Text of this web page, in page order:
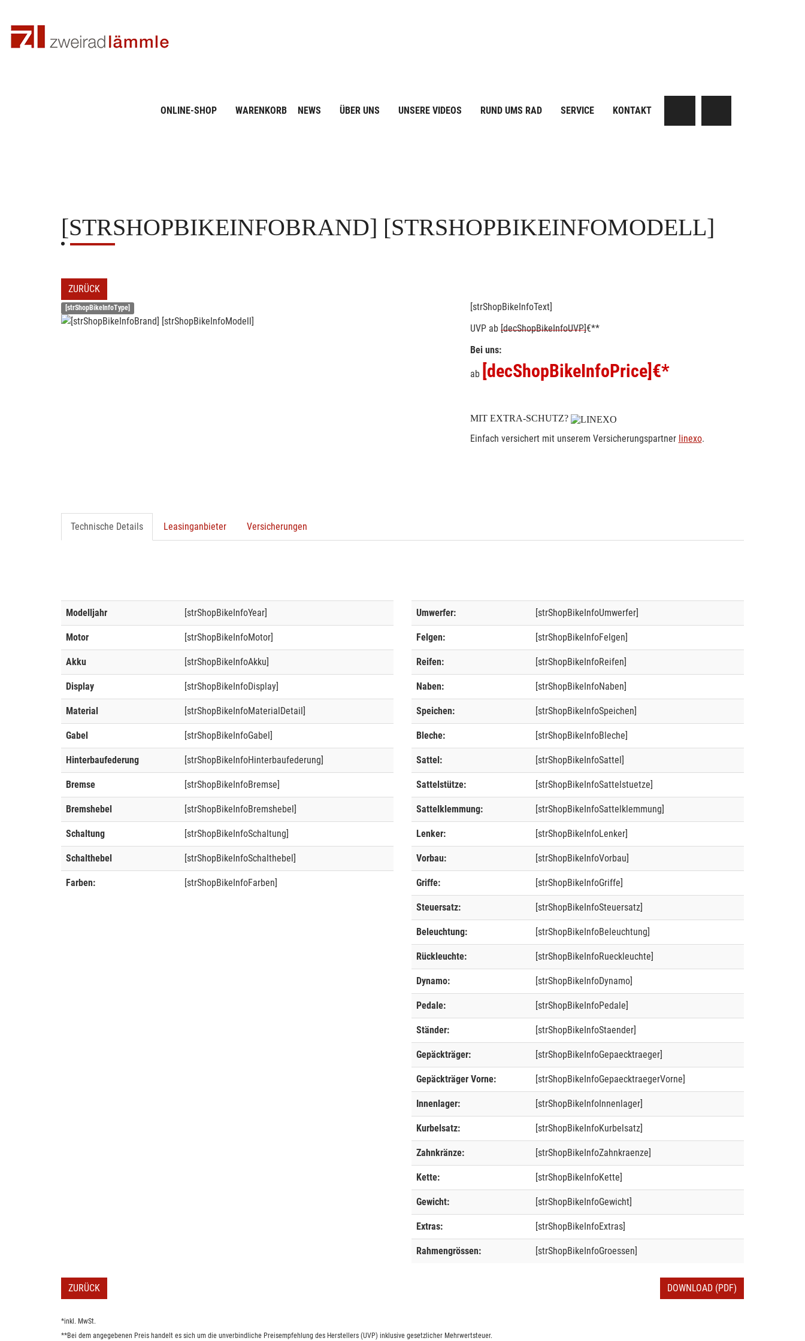
ONLINE-SHOP WARENKORB NEWS ÜBER UNS UNSERE VIDEOS RUND UMS RAD SERVICE KONTAKT
[STRSHOPBIKEINFOBRAND] [STRSHOPBIKEINFOMODELL]
ZURÜCK
[strShopBikeInfoType]
[strShopBikeInfoText]
UVP ab [decShopBikeInfoUVP]€**
Bei uns:
ab [decShopBikeInfoPrice] €*
MIT EXTRA-SCHUTZ?
Einfach versichert mit unserem Versicherungspartner linexo.
Technische Details Leasinganbieter Versicherungen
Modelljahr [strShopBikeInfoYear]
Motor [strShopBikeInfoMotor]
Akku [strShopBikeInfoAkku]
Display [strShopBikeInfoDisplay]
Material [strShopBikeInfoMaterialDetail]
Gabel [strShopBikeInfoGabel]
Hinterbaufederung [strShopBikeInfoHinterbaufederung]
Bremse [strShopBikeInfoBremse]
Bremshebel [strShopBikeInfoBremshebel]
Schaltung [strShopBikeInfoSchaltung]
Schalthebel [strShopBikeInfoSchalthebel]
Farben: [strShopBikeInfoFarben]
Umwerfer: [strShopBikeInfoUmwerfer]
Felgen: [strShopBikeInfoFelgen]
Reifen: [strShopBikeInfoReifen]
Naben: [strShopBikeInfoNaben]
Speichen: [strShopBikeInfoSpeichen]
Bleche: [strShopBikeInfoBleche]
Sattel: [strShopBikeInfoSattel]
Sattelstütze: [strShopBikeInfoSattelstuetze]
Sattelklemmung: [strShopBikeInfoSattelklemmung]
Lenker: [strShopBikeInfoLenker]
Vorbau: [strShopBikeInfoVorbau]
Griffe: [strShopBikeInfoGriffe]
Steuersatz: [strShopBikeInfoSteuersatz]
Beleuchtung: [strShopBikeInfoBeleuchtung]
Rückleuchte: [strShopBikeInfoRueckleuchte]
Dynamo: [strShopBikeInfoDynamo]
Pedale: [strShopBikeInfoPedale]
Ständer: [strShopBikeInfoStaender]
Gepäckträger: [strShopBikeInfoGepaecktraeger]
Gepäckträger Vorne: [strShopBikeInfoGepaecktraegerVorne]
Innenlager: [strShopBikeInfoInnenlager]
Kurbelsatz: [strShopBikeInfoKurbelsatz]
Zahnkränze: [strShopBikeInfoZahnkraenze]
Kette: [strShopBikeInfoKette]
Gewicht: [strShopBikeInfoGewicht]
Extras: [strShopBikeInfoExtras]
Rahmengrössen: [strShopBikeInfoGroessen]
ZURÜCK DOWNLOAD (PDF)
*inkl. MwSt.
**Bei dem angegebenen Preis handelt es sich um die unverbindliche Preisempfehlung des Herstellers (UVP) inklusive gesetzlicher Mehrwertsteuer.